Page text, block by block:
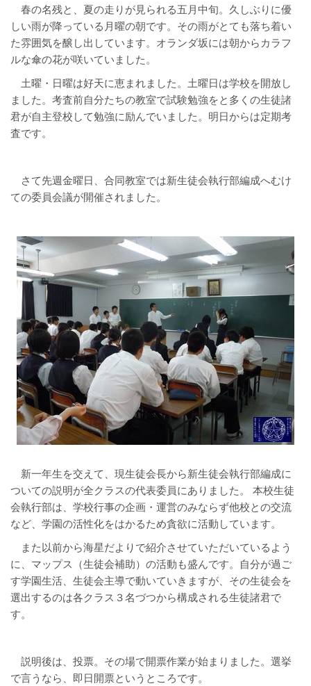
春の名残と、夏の走りが見られる五月中旬。久しぶりに優
しい雨が降っている月曜の朝です。その雨がとても落ち着い
た雰囲気を醸し出しています。オランダ坂には朝からカラフ
ルな傘の花が咲いていました。
土曜・日曜は好天に恵まれました。土曜日は学校を開放し
ました。考査前自分たちの教室で試験勉強をと多くの生徒諸
君が自主登校して勉強に励んでいました。明日からは定期考
査です。
さて先週金曜日、合同教室では新生徒会執行部編成へむけ
ての委員会議が開催されました。
新一年生を交えて、現生徒会長から新生徒会執行部編成に
ついての説明が全クラスの代表委員にありました。 本校生徒
会執行部は、学校行事の企画・運営のみならず他校との交流
など、学園の活性化をはかるため貪欲に活動しています。
また以前から海星だよりで紹介させていただいているよう
に、マップス（生徒会補助）の活動も盛んです。自分が過ご
す学園生活、生徒会主導で動いていきますが、その生徒会を
選出するのは各クラス３名づつから構成される生徒諸君で
す。
説明後は、投票。その場で開票作業が始まりました。選挙
で言うなら、即日開票というところです。